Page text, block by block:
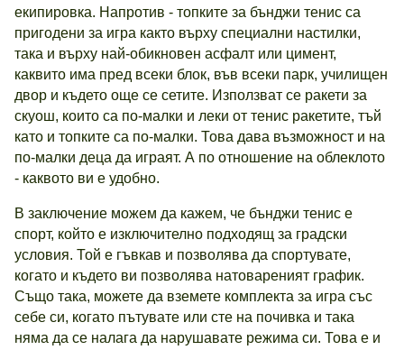
екипировка. Напротив - топките за бънджи тенис са
пригодени за игра както върху специални настилки,
така и върху най-обикновен асфалт или цимент,
каквито има пред всеки блок, във всеки парк, училищен
двор и където още се сетите. Използват се ракети за
скуош, които са по-малки и леки от тенис ракетите, тъй
като и топките са по-малки. Това дава възможност и на
по-малки деца да играят. А по отношение на облеклото
- каквото ви е удобно.
В заключение можем да кажем, че бънджи тенис е
спорт, който е изключително подходящ за градски
условия. Той е гъвкав и позволява да спортувате,
когато и където ви позволява натовареният график.
Също така, можете да вземете комплекта за игра със
себе си, когато пътувате или сте на почивка и така
няма да се налага да нарушавате режима си. Това е и